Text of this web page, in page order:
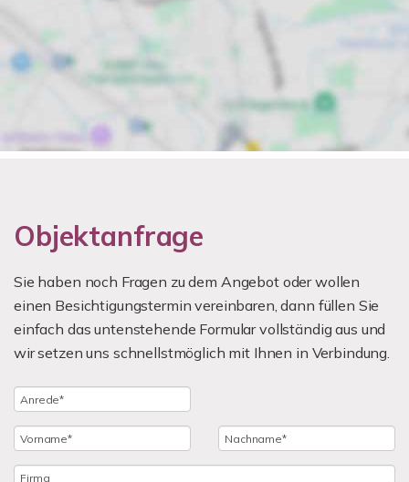
Objektanfrage
Sie haben noch Fragen zu dem Angebot oder wollen
einen Besichtigungstermin vereinbaren, dann füllen Sie
einfach das untenstehende Formular vollständig aus und
wir setzen uns schnellstmöglich mit Ihnen in Verbindung.